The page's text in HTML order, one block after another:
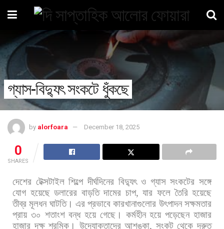
গ্যাস-বিদ্যুৎ সংকটে ধুঁকছে
by alorfoara December 18, 2025
0
SHARES
দেশের টেক্সটাইল শিল্পে দীর্ঘদিনের বিদ্যুৎ ও গ্যাস সংকটের সঙ্গে
যোগ হয়েছে ডলারের বাড়তি দামের চাপ,যার ফলে তৈরি হয়েছে
তীব্র মূলধন ঘাটতি। এর প্রভাবে কারখানাগুলোর উৎপাদন সক্ষমতার
প্রায় ৩০ শতাংশ বন্ধ হয়ে গেছে। কর্মহীন হয়ে পড়েছেন হাজার
হাজার দক্ষ শ্রমিক। উদ্যোক্তাদের আশঙ্কা, সংকট থেকে দ্রুত